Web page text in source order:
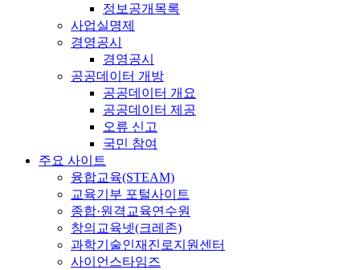
정보공개목록
사업실명제
경영공시
경영공시
공공데이터 개방
공공데이터 개요
공공데이터 제공
오류 신고
국민 참여
주요 사이트
융합교육(STEAM)
교육기부 포털사이트
종합·원격교육연수원
창의교육넷(크레존)
과학기술인재진로지원센터
사이언스타임즈